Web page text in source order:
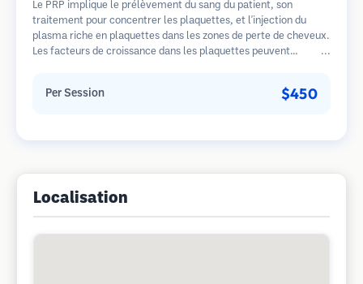
Le PRP implique le prélèvement du sang du patient, son
traitement pour concentrer les plaquettes, et l'injection du
plasma riche en plaquettes dans les zones de perte de cheveux.
Les facteurs de croissance dans les plaquettes peuvent
Plusieurs séances sont généralement nécessaires.
Per Session $450
Localisation